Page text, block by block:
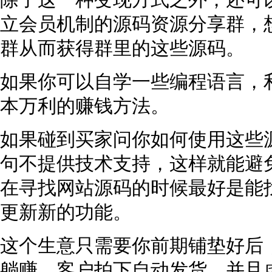
立会员机制的源码资源分享群
群从而获得群里的这些源码。
如果你可以自学一些编程语言
本万利的赚钱方法。
如果碰到买家问你如何使用这
句不提供技术支持，这样就能
在寻找网站源码的时候最好是
更新新的功能。
这个生意只需要你前期铺垫好